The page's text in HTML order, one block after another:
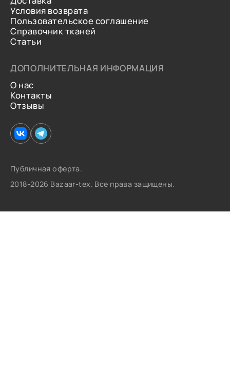
Условия возврата
Пользовательское соглашение
Справочник тканей
Статьи
ДОПОЛНИТЕЛЬНАЯ ИНФОРМАЦИЯ
О нас
Контакты
Отзывы
Публичная оферта.
2018-2026 Bazaar-tex. Все права защищены.